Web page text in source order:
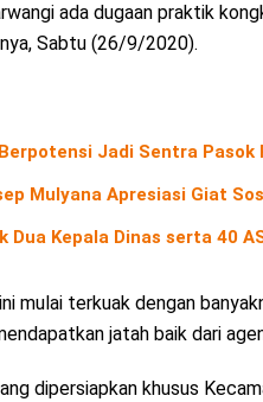
ada dugaan praktik
Sabtu (26/9/2020).
Jadi Sentra
Mulyana Apresiasi Giat
Dua Kepala Dinas serta 40
mulai terkuak dengan
jatah baik dari
dipersiapkan khusus